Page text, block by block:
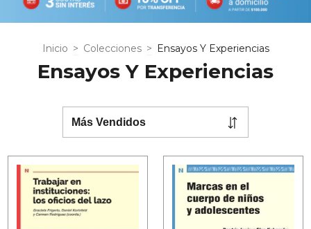
Inicio > Colecciones > Ensayos Y Experiencias
Ensayos Y Experiencias